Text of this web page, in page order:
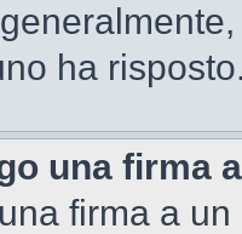
ha
una firma
firma a